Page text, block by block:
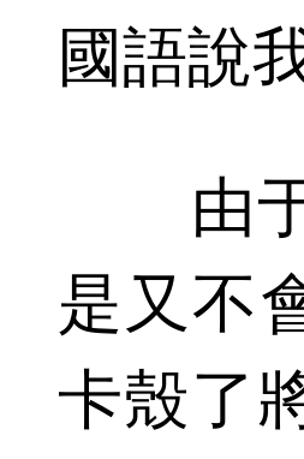
國語說
由于
是又不
卡殼了